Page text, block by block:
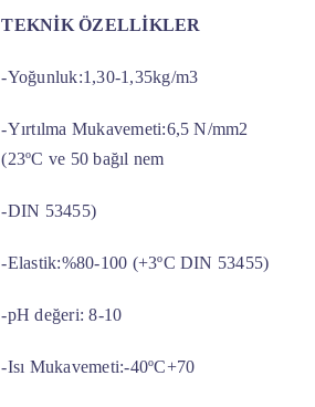
TEKNİK ÖZELLİKLER
-Yoğunluk:1,30-1,35kg/m3
-Yırtılma Mukavemeti:6,5 N/mm2
(23ºC ve 50 bağıl nem
-DIN 53455)
-Elastik:%80-100 (+3ºC DIN 53455)
-pH değeri: 8-10
-Isı Mukavemeti:-40ºC+70